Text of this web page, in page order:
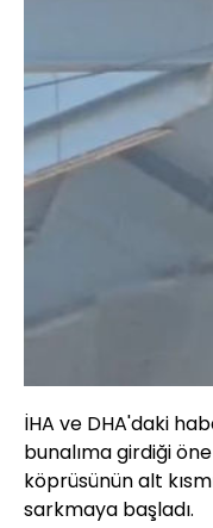
İHA ve DHA'daki
bunalıma girdiği
köprüsünün alt
sarkmaya başladı.